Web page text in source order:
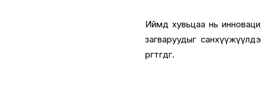
Иймд хувьцаа нь
загваруудыг
өргөтгөдөг.